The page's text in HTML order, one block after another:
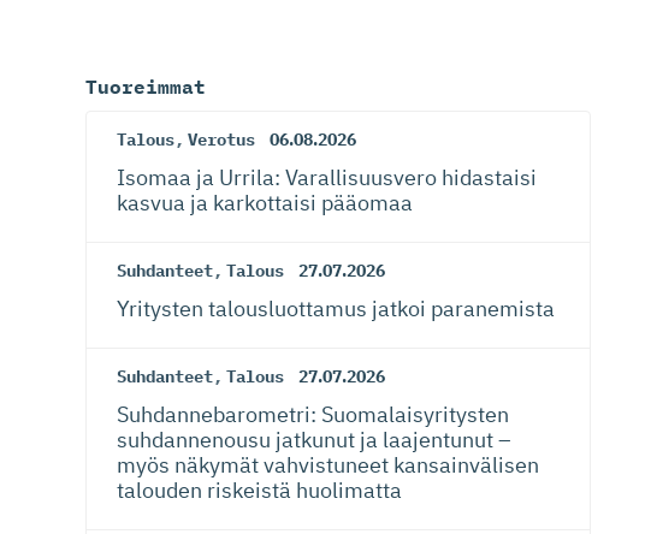
Tuoreimmat
Talous, Verotus 06.08.2026
Isomaa ja Urrila: Varallisuusvero hidastaisi
kasvua ja karkottaisi pääomaa
Suhdanteet, Talous 27.07.2026
Yritysten talousluottamus jatkoi paranemista
Suhdanteet, Talous 27.07.2026
Suhdanneba­ro­metri: Suomalaisy­ri­tysten
suhdannenousu jatkunut ja laajentunut –
myös näkymät vahvistuneet kansainvälisen
talouden riskeistä huolimatta